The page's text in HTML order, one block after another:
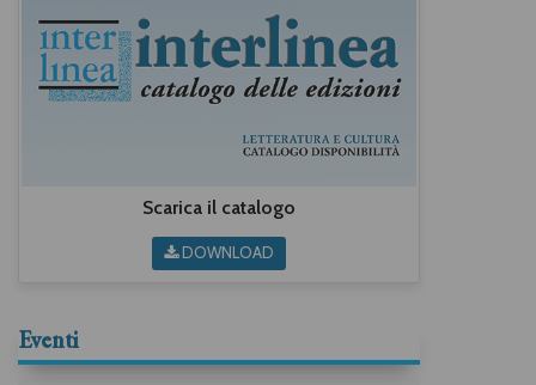
Scarica il catalogo
DOWNLOAD
Eventi